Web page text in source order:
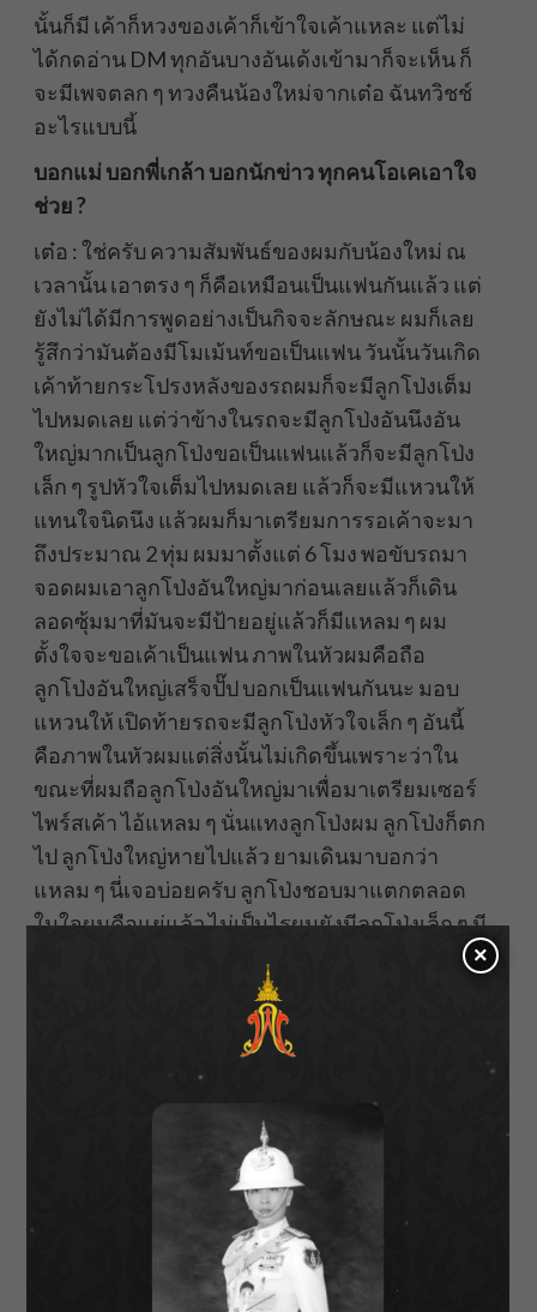
นั้นก็มี เค้าก็หวงของเค้าก็เข้าใจเค้าแหละ แต่ไม่
ได้กดอ่าน DM ทุกอันบางอันเด้งเข้ามาก็จะเห็น ก็
จะมีเพจตลก ๆ ทวงคืนน้องใหม่จากเต๋อ ฉันทวิชช์
อะไรแบบนี้
บอกแม่ บอกพี่เกล้า บอกนักข่าว ทุกคนโอเคเอาใจ
ช่วย ?
เต๋อ : ใช่ครับ ความสัมพันธ์ของผมกับน้องใหม่ ณ
เวลานั้น เอาตรง ๆ ก็คือเหมือนเป็นแฟนกันแล้ว แต่
ยังไม่ได้มีการพูดอย่างเป็นกิจจะลักษณะ ผมก็เลย
รู้สึกว่ามันต้องมีโมเม้นท์ขอเป็นแฟน วันนั้นวันเกิด
เค้าท้ายกระโปรงหลังของรถผมก็จะมีลูกโป่งเต็ม
ไปหมดเลย แต่ว่าข้างในรถจะมีลูกโป่งอันนึงอัน
ใหญ่มากเป็นลูกโป่งขอเป็นแฟนแล้วก็จะมีลูกโป่ง
เล็ก ๆ รูปหัวใจเต็มไปหมดเลย แล้วก็จะมีแหวนให้
แทนใจนิดนึง แล้วผมก็มาเตรียมการรอเค้าจะมา
ถึงประมาณ 2 ทุ่ม ผมมาตั้งแต่ 6 โมง พอขับรถมา
จอดผมเอาลูกโป่งอันใหญ่มาก่อนเลยแล้วก็เดิน
ลอดซุ้มมาที่มันจะมีป้ายอยู่แล้วก็มีแหลม ๆ ผม
ตั้งใจจะขอเค้าเป็นแฟน ภาพในหัวผมคือถือ
ลูกโป่งอันใหญ่เสร็จปั๊ป บอกเป็นแฟนกันนะ มอบ
แหวนให้ เปิดท้ายรถจะมีลูกโป่งหัวใจเล็ก ๆ อันนี้
คือภาพในหัวผมแต่สิ่งนั้นไม่เกิดขึ้นเพราะว่าใน
ขณะที่ผมถือลูกโป่งอันใหญ่มาเพื่อมาเตรียมเซอร์
ไพร์สเค้า ไอ้แหลม ๆ นั่นแทงลูกโป่งผม ลูกโป่งก็ตก
ไป ลูกโป่งใหญ่หายไปแล้ว ยามเดินมาบอกว่า
แหลม ๆ นี่เจอบ่อยครับ ลูกโป่งชอบมาแตกตลอด
ในใจผมคือแย่แล้ว ไม่เป็นไรผมยังมีลูกโป่งเล็ก ๆ มี
แหวน สุดท้ายพอเค้ามา ณ โมเม้นท์นั้นผมน้ำตา
ไหลนะร้องไห้นิดนึง ร้องไห้เพราะรู้สึกว่ามันไม่ได้
เป็นอย่างที่เราคิด มันรู้สึกว่ามันเป็นโมเม้นท์สำคัญ
ของคู่เรา ผมก็เฟลไปนิดนึง แต่ว่าสุดท้ายเค้าก็รับ
เค้ายังไม่รับเป็นแฟน ผมก็ถามว่าทำไม เค้าก็พูดว่า
วันนี้เป็นวันเกิดเค้าอีกหน่อยถ้าเราคบกันของขวัญ
วันเกิดกับวันครบรอบมันจะรวมกัน เค้าพูดว่าไม่รู้
หละพี่ไปหาวันใหม่มา สุดท้ายก็ไปได้วันใหม่มา
ข้ามมาที่ขอเป็นแฟนที่นิวซีแลนด์ ต้องมีประโยค
×